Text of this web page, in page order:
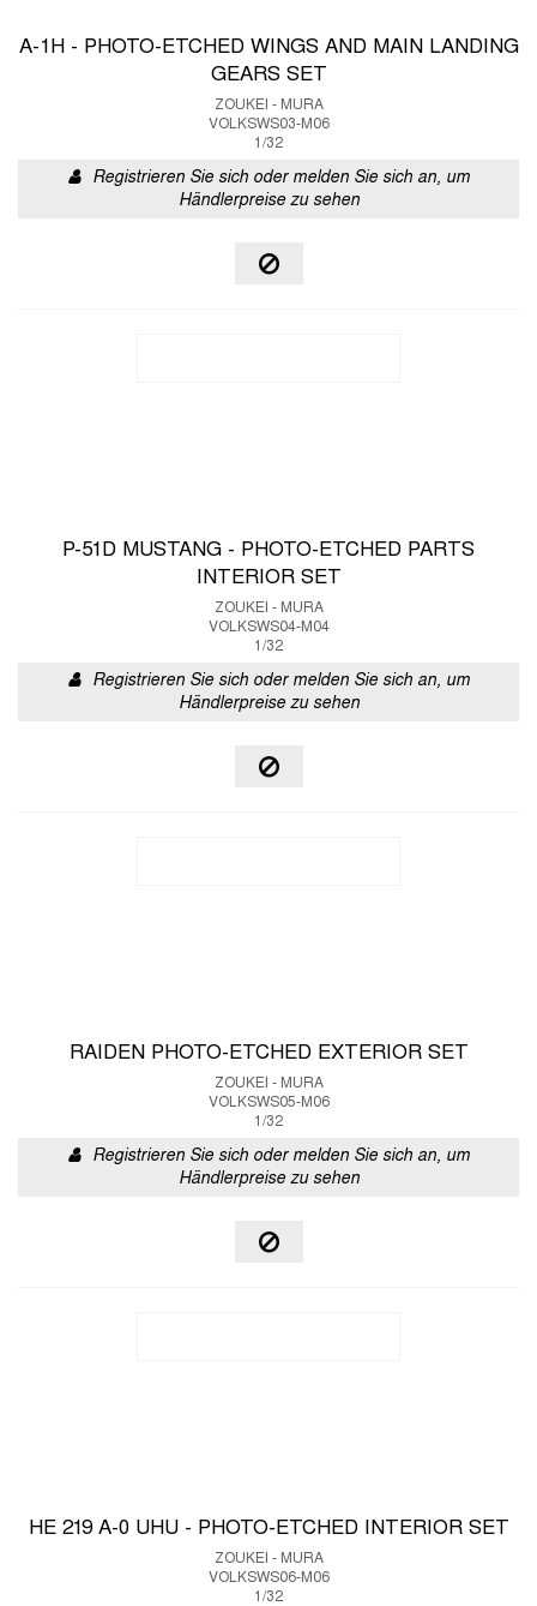
A-1H - PHOTO-ETCHED WINGS AND MAIN LANDING
GEARS SET
ZOUKEI - MURA
VOLKSWS03-M06
1/32
Registrieren Sie sich oder melden Sie sich an, um
Händlerpreise zu sehen
P-51D MUSTANG - PHOTO-ETCHED PARTS
INTERIOR SET
ZOUKEI - MURA
VOLKSWS04-M04
1/32
Registrieren Sie sich oder melden Sie sich an, um
Händlerpreise zu sehen
RAIDEN PHOTO-ETCHED EXTERIOR SET
ZOUKEI - MURA
VOLKSWS05-M06
1/32
Registrieren Sie sich oder melden Sie sich an, um
Händlerpreise zu sehen
HE 219 A-0 UHU - PHOTO-ETCHED INTERIOR SET
ZOUKEI - MURA
VOLKSWS06-M06
1/32